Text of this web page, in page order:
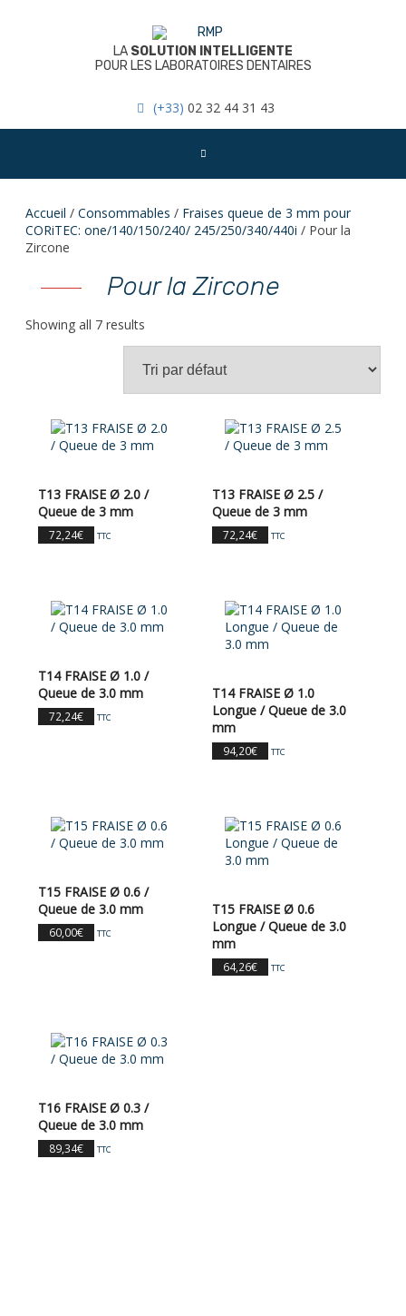
LA SOLUTION INTELLIGENTE
POUR LES LABORATOIRES DENTAIRES
(+33) 02 32 44 31 43
Accueil / Consommables / Fraises queue de 3 mm pour
CORiTEC: one/140/150/240/ 245/250/340/440i / Pour la
Zircone
Pour la Zircone
Showing all 7 results
T13 FRAISE Ø 2.0 /
Queue de 3 mm
72,24€ TTC
T13 FRAISE Ø 2.5 /
Queue de 3 mm
72,24€ TTC
T14 FRAISE Ø 1.0 /
Queue de 3.0 mm
72,24€ TTC
T14 FRAISE Ø 1.0
Longue / Queue de 3.0
mm
94,20€ TTC
T15 FRAISE Ø 0.6 /
Queue de 3.0 mm
60,00€ TTC
T15 FRAISE Ø 0.6
Longue / Queue de 3.0
mm
64,26€ TTC
T16 FRAISE Ø 0.3 /
Queue de 3.0 mm
89,34€ TTC